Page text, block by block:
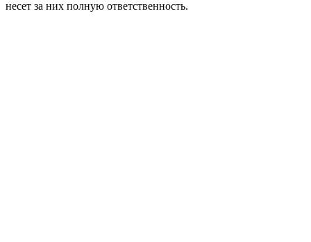
несет за них полную ответственность.